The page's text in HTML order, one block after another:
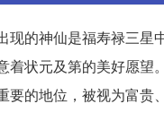
现的神仙是福寿禄三星
着状元及第的美好愿望
要的地位，被视为富贵